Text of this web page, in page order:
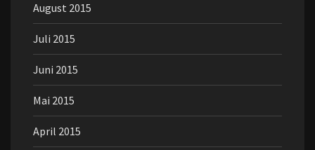
August 2015
Juli 2015
Juni 2015
Mai 2015
April 2015